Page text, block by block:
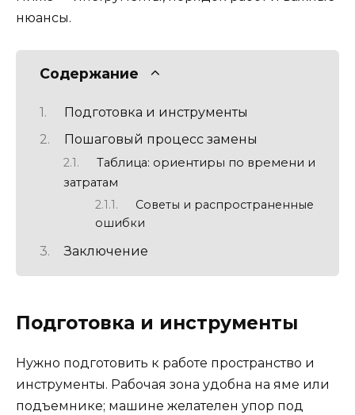
нюансы.
Содержание
Подготовка и инструменты
Пошаговый процесс замены
Таблица: ориентиры по времени и
затратам
Советы и распространенные
ошибки
Заключение
Подготовка и инструменты
Нужно подготовить к работе пространство и
инструменты. Рабочая зона удобна на яме или
подъемнике; машинe желателен упор под